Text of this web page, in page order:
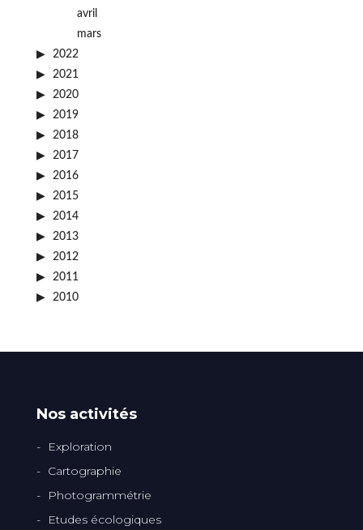
avril
mars
2022
2021
2020
2019
2018
2017
2016
2015
2014
2013
2012
2011
2010
Nos activités
Exploration
Cartographie
Photogrammétrie
Etudes écologiques